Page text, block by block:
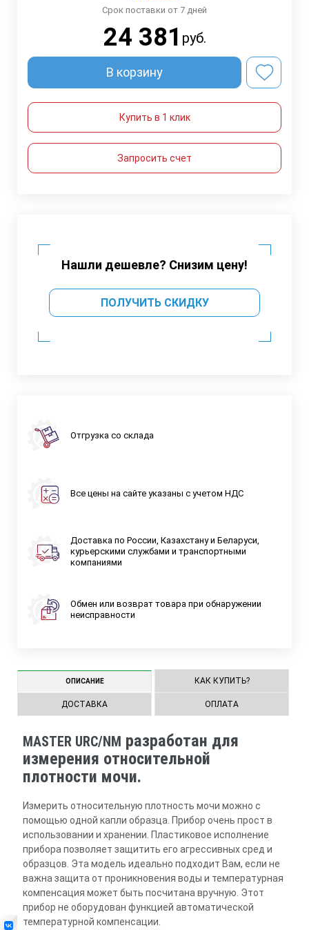
Срок поставки от 7 дней
24 381 руб.
В корзину
Купить в 1 клик
Запросить счет
Нашли дешевле? Снизим цену!
ПОЛУЧИТЬ СКИДКУ
Отгрузка со склада
Все цены на сайте указаны с учетом НДС
Доставка по России, Казахстану и Беларуси,
курьерскими службами и транспортными
компаниями
Обмен или возврат товара при обнаружении
неисправности
ОПИСАНИЕ КАК КУПИТЬ?
ДОСТАВКА ОПЛАТА
MASTER URC/NM разработан для
измерения относительной
плотности мочи.
Измерить относительную плотность мочи можно с
помощью одной капли образца. Прибор очень прост в
использовании и хранении. Пластиковое исполнение
прибора позволяет защитить его агрессивных сред и
образцов. Эта модель идеально подходит Вам, если не
важна защита от проникновения воды и температурная
компенсация может быть посчитана вручную. Этот
прибор не оборудован функцией автоматической
температурной компенсации.